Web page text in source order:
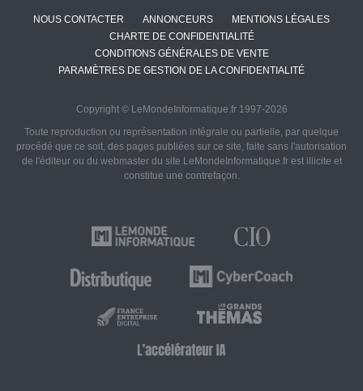
NOUS CONTACTER ANNONCEURS
MENTIONS LÉGALES
CHARTE DE CONFIDENTIALITÉ
CONDITIONS GÉNÉRALES DE VENTE
PARAMÈTRES DE GESTION DE LA CONFIDENTIALITÉ
Copyright © LeMondeInformatique.fr 1997-2026
Toute reproduction ou représentation intégrale ou partielle, par quelque
procédé que ce soit, des pages publiées sur ce site, faite sans l'autorisation
de l'éditeur ou du webmaster du site LeMondeInformatique.fr est illicite et
constitue une contrefaçon.